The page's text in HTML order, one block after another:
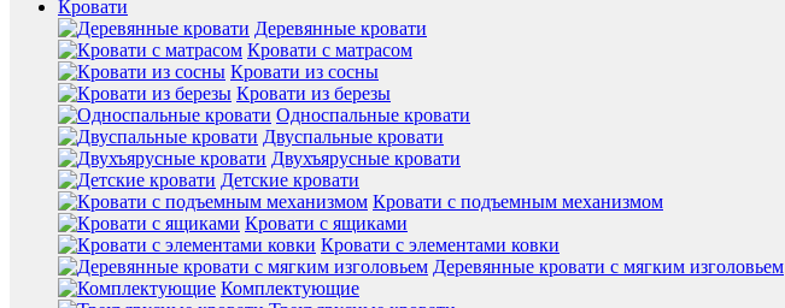
Кровати
Деревянные кровати
Кровати с матрасом
Кровати из сосны
Кровати из березы
Односпальные кровати
Двуспальные кровати
Двухъярусные кровати
Детские кровати
Кровати с подъемным механизмом
Кровати с ящиками
Кровати с элементами ковки
Деревянные кровати с мягким изголовьем
Комплектующие